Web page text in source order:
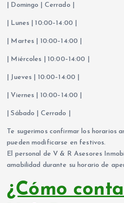
| Domingo | Cerrado |
| Lunes | 10:00–14:00 |
| Martes | 10:00–14:00 |
| Miércoles | 10:00–14:00 |
| Jueves | 10:00–14:00 |
| Viernes | 10:00–14:00 |
| Sábado | Cerrado |
Te sugerimos confirmar los horarios
pueden modificarse en festivos.
El personal de V & R Asesores
amabilidad durante su horario de
¿Cómo